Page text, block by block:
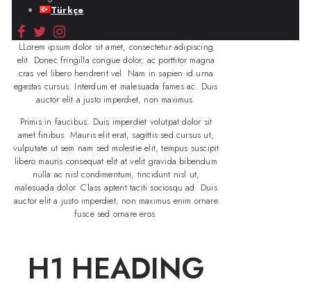
Türkçe
LLorem ipsum dolor sit amet, consectetur adipiscing
elit. Donec fringilla congue dolor, ac porttitor magna
cras vel libero hendrerit vel. Nam in sapien id urna
egestas cursus. Interdum et malesuada fames ac. Duis
auctor elit a justo imperdiet, non maximus.
Primis in faucibus. Duis imperdiet volutpat dolor sit
amet finibus. Mauris elit erat, sagittis sed cursus ut,
vulputate ut sem nam sed molestie elit, tempus suscipit
libero mauris consequat elit at velit gravida bibendum
nulla ac nisl condimentum, tincidunt nisl ut,
malesuada dolor. Class aptent taciti sociosqu ad. Duis
auctor elit a justo imperdiet, non maximus enim ornare
fusce sed ornare eros.
H1 HEADING